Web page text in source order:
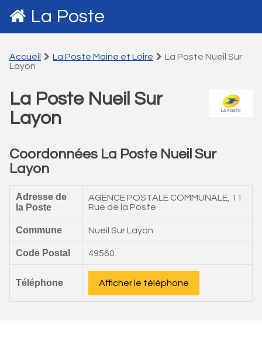
La Poste
Accueil La Poste Maine et Loire
La Poste Nueil Sur
Layon
La Poste Nueil Sur
Layon
Coordonnées La Poste Nueil Sur
Layon
Adresse de
la Poste
AGENCE POSTALE COMMUNALE, 11
Rue de la Poste
Commune Nueil Sur Layon
Code Postal 49560
Téléphone Afficher le téléphone